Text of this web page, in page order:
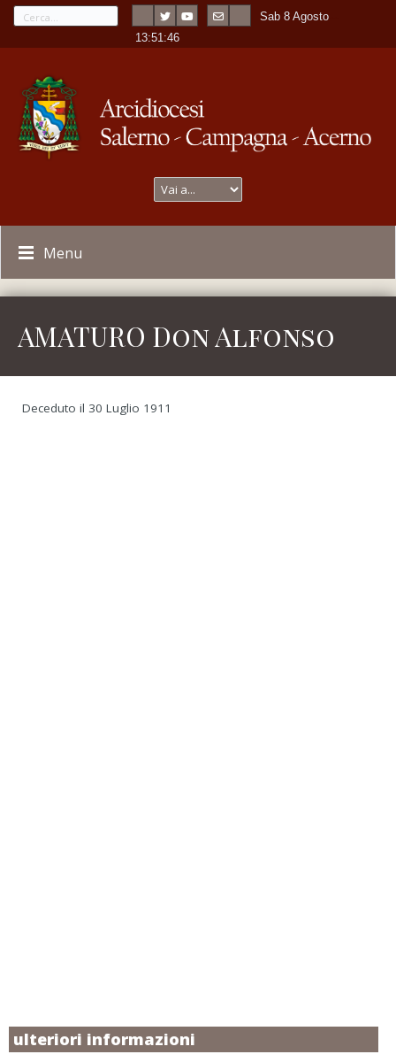
Sab 8 Agosto
13:51:46
Menu
AMATURO Don Alfonso
Deceduto il 30 Luglio 1911
ulteriori informazioni